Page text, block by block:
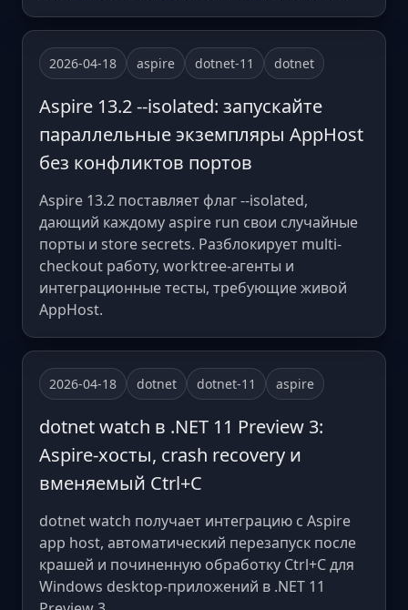
2026-04-18 aspire dotnet-11 dotnet
Aspire 13.2 --isolated: запускайте
параллельные экземпляры AppHost
без конфликтов портов
Aspire 13.2 поставляет флаг --isolated,
дающий каждому aspire run свои случайные
порты и store secrets. Разблокирует multi-
checkout работу, worktree-агенты и
интеграционные тесты, требующие живой
AppHost.
2026-04-18 dotnet dotnet-11 aspire
dotnet watch в .NET 11 Preview 3:
Aspire-хосты, crash recovery и
вменяемый Ctrl+C
dotnet watch получает интеграцию с Aspire
app host, автоматический перезапуск после
крашей и починенную обработку Ctrl+C для
Windows desktop-приложений в .NET 11